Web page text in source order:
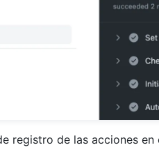
registro de las acciones